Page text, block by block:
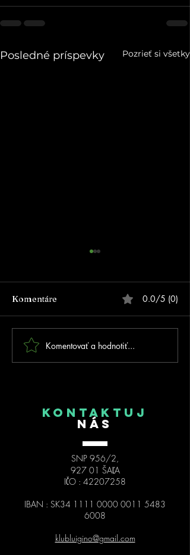
Posledné príspevky Pozrieť si všetky
FOTOGALÉRIA - Prvé
MSR na inline dráhe v
Komentáre 0.0/5 (0)
Komentovať a hodnotiť...
KONTAKTUJ
NÁS
SNP 956/2,
927 01 ŠAĽA
IČO : 42207258
IBAN : SK34 1111 0000 0011 5483
6008
klubluigino@gmail.com